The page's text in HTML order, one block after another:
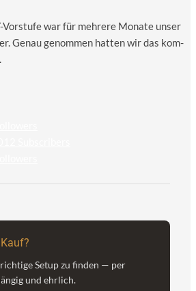
Vor­stu­fe war für meh­re­re Mona­te unser
Genau genom­men hat­ten wir das kom­
Setup zu finden — per
und ehrlich.